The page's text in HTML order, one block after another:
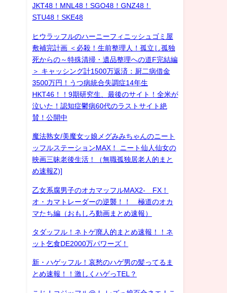
JKT48！MNL48！SGO48！GNZ48！
STU48！SKE48
ヒウラッフルのハーニーフィニッシュゴミ屋
敷補完計画 ＜必殺！生前整理人！孤立し孤独
死からの～特殊清掃・遺品整理への道F完結編
＞ キャッシング計1500万返済：厨二病借金
3500万円！うつ病統合失調症14年生
HKT46！！9期研究生、最後のサイト！全米が
泣いた！認知症鬱病60代のラストサイト絶
賛！公開中
魔法熟女/美魔女ッ娘メグみみちゃんのニート
ッフルステーションMAX！ ニート仙人仙女の
映画三昧老後生活！（無職孤独居老人的まと
め速報Z)]
乙女系腐男子のオカマッフルMAX2- FX！
オ・カマトレーダーの逆襲！！ 極道のオカ
マたち編（おもしろ動画まとめ速報）
タダッフル！ネトゲ廃人的まとめ速報！！ネ
ット乞食DE2000万パワーズ！
新・ハゲッフル！哀愁のハゲ男の髪ってるま
とめ速報！！激しくハゲっTEL？